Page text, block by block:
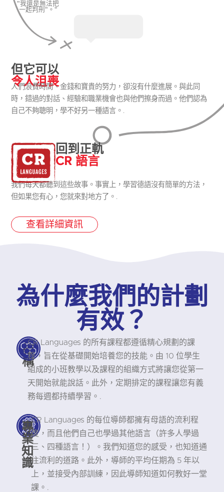
"我還是無法把
一起判刑"。"
但它可以
令人沮喪
人們浪費時間、金錢和寶貴的努力，卻沒有什麼進展。與此同
時，錯過的對話、經驗和職業機會也與他們擦身而過。他們認為
自己不夠聰明，學不好另一種語言。.
回到正軌
CR 語言
我們每天都聽到這些故事。事實上，學習德語沒有簡單的方法，
但如果您有心，您就來對地方了。.
查看詳細資訊
為什麼我們的計劃
有效？
結
構
CR Languages 的所有課程都遵循精心規劃的課
程，旨在從基礎開始培養您的技能。由 10 位學生
組成的小班教學以及課程的組織方式將讓您從第一
天開始就能說話。此外，定期排定的課程讓您有義
務每週都持續學習。.
專
業
知
識
CR Languages 的每位導師都擁有母語的流利程
度，而且他們自己也學過其他語言（許多人學過
三、四種語言！）。我們知道您的感受，也知道通
往流利的道路。此外，導師的平均任期為 5 年以
上，並接受內部訓練，因此導師知道如何教好一堂
課。.